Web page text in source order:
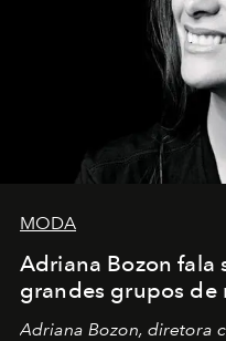
MODA
Adriana Bozon fala
grandes grupos de
Adriana Bozon, diretora